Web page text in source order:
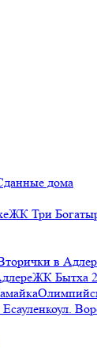
дома
ЖК Три
в
ЖК Бытха
Есауленкоул.